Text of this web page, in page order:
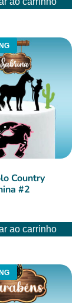
Country
#2
ao carrinho